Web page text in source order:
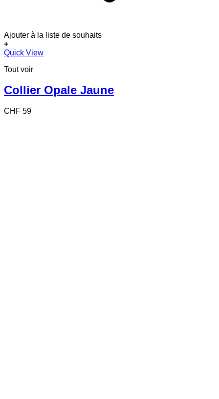
Ajouter à la liste de souhaits
+
Quick View
Tout voir
Collier Opale Jaune
CHF 59